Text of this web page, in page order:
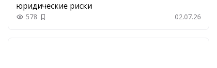
юридические риски
578 Добавить в закладки 02.07.26